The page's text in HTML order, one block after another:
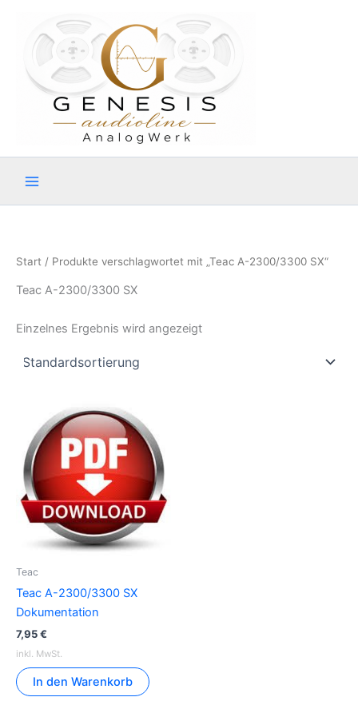
springen
Start / Produkte verschlagwortet mit „Teac A-2300/3300 SX“
Teac A-2300/3300 SX
Einzelnes Ergebnis wird angezeigt
Teac
Teac A-2300/3300 SX
Dokumentation
7,95€
inkl. MwSt.
In den Warenkorb